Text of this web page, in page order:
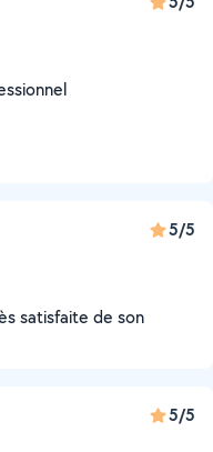
5/5
satisfaite de son
5/5